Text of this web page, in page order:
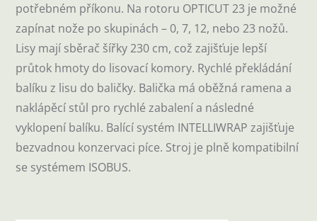
potřebném příkonu. Na rotoru OPTICUT 23 je možné
zapínat nože po skupinách – 0, 7, 12, nebo 23 nožů.
Lisy mají sběrač šířky 230 cm, což zajišťuje lepší
průtok hmoty do lisovací komory. Rychlé překládání
balíku z lisu do baličky. Balička má oběžná ramena a
naklápěcí stůl pro rychlé zabalení a následné
vyklopení balíku. Balící systém INTELLIWRAP zajišťuje
bezvadnou konzervaci píce. Stroj je plně kompatibilní
se systémem ISOBUS.